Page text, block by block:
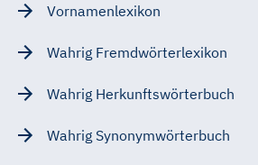
Vornamenlexikon
Wahrig Fremdwörterlexikon
Wahrig Herkunftswörterbuch
Wahrig Synonymwörterbuch